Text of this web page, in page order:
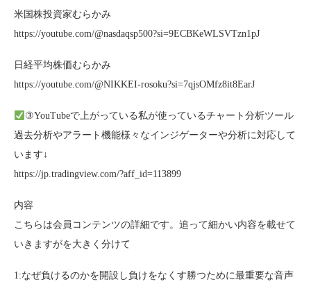
米国株投資家むらかみ
https://youtube.com/@nasdaqsp500?si=9ECBKeWLSVTzn1pJ
日経平均株価むらかみ
https://youtube.com/@NIKKEI-rosoku?si=7qjsOMfz8it8EarJ
③YouTubeで上がっている私が使っているチャート分析ツール
過去分析やアラート機能様々なインジゲーターや分析に対応して
います↓
https://jp.tradingview.com/?aff_id=113899
内容
こちらは会員コンテンツの詳細です。追って細かい内容を載せて
いきますがを大きく分けて
1:なぜ負けるのかを開設し負けをなくす勝つために最重要な音声